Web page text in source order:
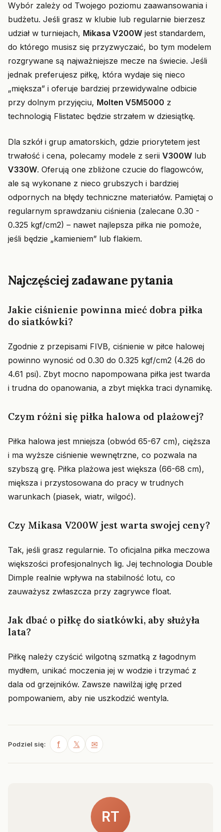
Wybór zależy od Twojego poziomu zaawansowania i
budżetu. Jeśli grasz w klubie lub regularnie bierzesz
udział w turniejach, Mikasa V200W jest standardem,
do którego musisz się przyzwyczaić, bo tym modelem
rozgrywane są najważniejsze mecze na świecie. Jeśli
jednak preferujesz piłkę, która wydaje się nieco
„miększa” i oferuje bardziej przewidywalne odbicie
przy dolnym przyjęciu, Molten V5M5000 z
technologią Flistatec będzie strzałem w dziesiątkę.
Dla szkół i grup amatorskich, gdzie priorytetem jest
trwałość i cena, polecamy modele z serii V300W lub
V330W. Oferują one zbliżone czucie do flagowców,
ale są wykonane z nieco grubszych i bardziej
odpornych na błędy techniczne materiałów. Pamiętaj o
regularnym sprawdzaniu ciśnienia (zalecane 0.30 -
0.325 kgf/cm2) – nawet najlepsza piłka nie pomoże,
jeśli będzie „kamieniem” lub flakiem.
Najczęściej zadawane pytania
Jakie ciśnienie powinna mieć dobra piłka
do siatkówki?
Zgodnie z przepisami FIVB, ciśnienie w piłce halowej
powinno wynosić od 0.30 do 0.325 kgf/cm2 (4.26 do
4.61 psi). Zbyt mocno napompowana piłka jest twarda
i trudna do opanowania, a zbyt miękka traci dynamikę.
Czym różni się piłka halowa od plażowej?
Piłka halowa jest mniejsza (obwód 65-67 cm), cięższa
i ma wyższe ciśnienie wewnętrzne, co pozwala na
szybszą grę. Piłka plażowa jest większa (66-68 cm),
miększa i przystosowana do pracy w trudnych
warunkach (piasek, wiatr, wilgoć).
Czy Mikasa V200W jest warta swojej ceny?
Tak, jeśli grasz regularnie. To oficjalna piłka meczowa
większości profesjonalnych lig. Jej technologia Double
Dimple realnie wpływa na stabilność lotu, co
zauważysz zwłaszcza przy zagrywce float.
Jak dbać o piłkę do siatkówki, aby służyła
lata?
Piłkę należy czyścić wilgotną szmatką z łagodnym
mydłem, unikać moczenia jej w wodzie i trzymać z
dala od grzejników. Zawsze nawilżaj igłę przed
pompowaniem, aby nie uszkodzić wentyla.
Podziel się: f 𝕏 ✉
RT